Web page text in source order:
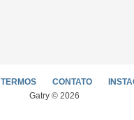
TERMOS CONTATO
Gatry © 2026